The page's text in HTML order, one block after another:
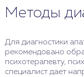
Методы
Для диагностики
рекомендовано
психотерапевту,
специалист дает